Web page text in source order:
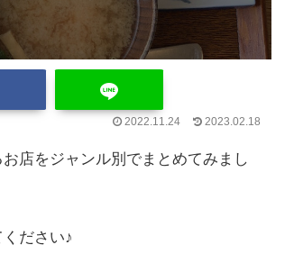
2022.11.24 2023.02.18
店をジャンル別でまとめてみまし
ださい♪